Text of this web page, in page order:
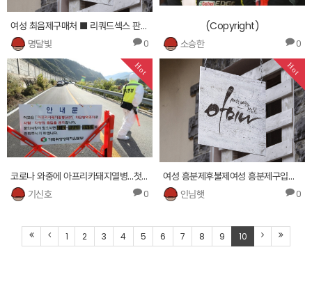
여성 최음제구매처 ■ 리쿼드섹스 판매가격 □
명달빛
0
(Copyright)
소승한
0
Hot
코로나 와중에 아프리카돼지열병…첫 발생 화천 농장 인근서 추가 확진
기신호
0
Hot
여성 흥분제후불제여성 흥분제구입처┘ 5102.via354.com ╂파워드 판매가격스페니쉬 플라이구매방법 ╀
인님햇
0
1 2 3 4 5 6 7 8 9 10